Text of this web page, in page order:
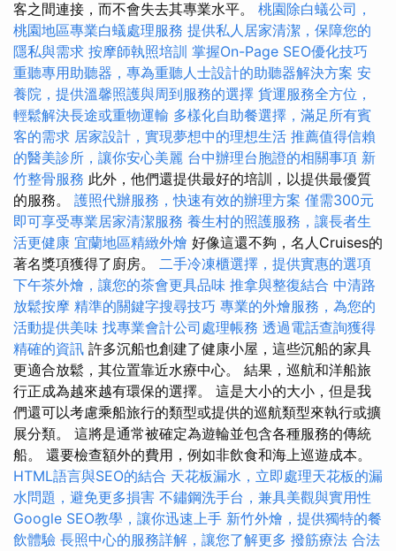
客之間連接，而不會失去其專業水平。 桃園除白蟻公司，
桃園地區專業白蟻處理服務 提供私人居家清潔，保障您的
隱私與需求 按摩師執照培訓 掌握On-Page SEO優化技巧
重聽專用助聽器，專為重聽人士設計的助聽器解決方案 安
養院，提供溫馨照護與周到服務的選擇 貨運服務全方位，
輕鬆解決長途或重物運輸 多樣化自助餐選擇，滿足所有賓
客的需求 居家設計，實現夢想中的理想生活 推薦值得信賴
的醫美診所，讓你安心美麗 台中辦理台胞證的相關事項 新
竹整骨服務 此外，他們還提供最好的培訓，以提供最優質
的服務。 護照代辦服務，快速有效的辦理方案 僅需300元
即可享受專業居家清潔服務 養生村的照護服務，讓長者生
活更健康 宜蘭地區精緻外燴 好像這還不夠，名人Cruises的
著名獎項獲得了廚房。 二手冷凍櫃選擇，提供實惠的選項
下午茶外燴，讓您的茶會更具品味 推拿與整復結合 中清路
放鬆按摩 精準的關鍵字搜尋技巧 專業的外燴服務，為您的
活動提供美味 找專業會計公司處理帳務 透過電話查詢獲得
精確的資訊 許多沉船也創建了健康小屋，這些沉船的家具
更適合放鬆，其位置靠近水療中心。 結果，巡航和洋船旅
行正成為越來越有環保的選擇。 這是大小的大小，但是我
們還可以考慮乘船旅行的類型或提供的巡航類型來執行或擴
展分類。 這將是通常被確定為遊輪並包含各種服務的傳統
船。 還要檢查額外的費用，例如非飲食和海上巡遊成本。
HTML語言與SEO的結合 天花板漏水，立即處理天花板的漏
水問題，避免更多損害 不鏽鋼洗手台，兼具美觀與實用性
Google SEO教學，讓你迅速上手 新竹外燴，提供獨特的餐
飲體驗 長照中心的服務詳解，讓您了解更多 撥筋療法 合法